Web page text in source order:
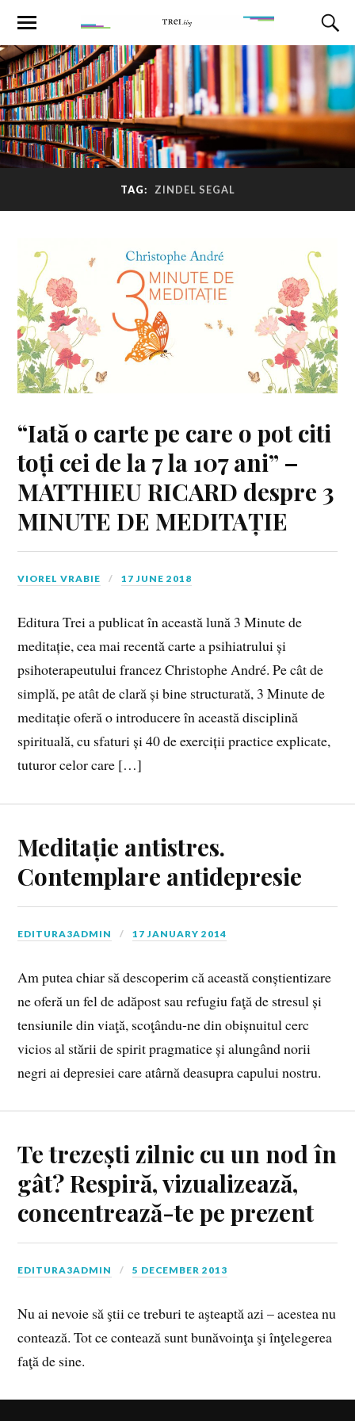
TAG: ZINDEL SEGAL
“Iată o carte pe care o pot citi
toți cei de la 7 la 107 ani” –
MATTHIEU RICARD despre 3
MINUTE DE MEDITAȚIE
VIOREL VRABIE 17 JUNE 2018
Editura Trei a publicat în această lună 3 Minute de
meditație, cea mai recentă carte a psihiatrului și
psihoterapeutului francez Christophe André. Pe cât de
simplă, pe atât de clară și bine structurată, 3 Minute de
meditație oferă o introducere în această disciplină
spirituală, cu sfaturi și 40 de exerciții practice explicate,
tuturor celor care […]
Meditație antistres.
Contemplare antidepresie
EDITURA3ADMIN 17 JANUARY 2014
Am putea chiar să descoperim că această conștientizare
ne oferă un fel de adăpost sau refugiu faţă de stresul și
tensiunile din viaţă, scoţându‑ne din obișnuitul cerc
vicios al stării de spirit pragmatice și alungând norii
negri ai depresiei care atârnă deasupra capului nostru.
Te trezești zilnic cu un nod în
gât? Respiră, vizualizează,
concentrează-te pe prezent
EDITURA3ADMIN 5 DECEMBER 2013
Nu ai nevoie să ştii ce treburi te aşteaptă azi – acestea nu
contează. Tot ce contează sunt bunăvoinţa şi înţelegerea
faţă de sine.